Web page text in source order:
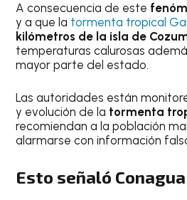
A consecuencia de este
y a que la tormenta tropical
kilómetros de la isla de
temperaturas calurosas
mayor parte del estado.
Las autoridades están
y evolución de la tormenta
recomiendan a la población
alarmarse con información
Esto señaló Conagua